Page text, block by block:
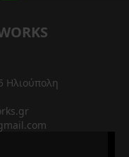
Ηλιούπολη